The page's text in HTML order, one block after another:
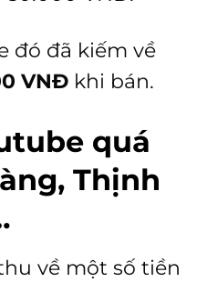
đó đã kiếm về
VNĐ khi bán.
quá
Thịnh
về một số tiền